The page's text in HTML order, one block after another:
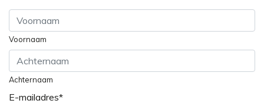
Voornaam
Achternaam
E-mailadres*